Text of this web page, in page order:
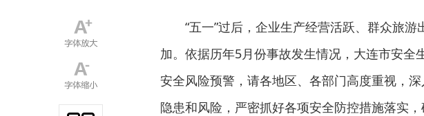
“五一”过后，企业生产经营活跃、群众旅
加。依据历年5月份事故发生情况，大连市安全
安全风险预警，请各地区、各部门高度重视，
隐患和风险，严密抓好各项安全防控措施落实，